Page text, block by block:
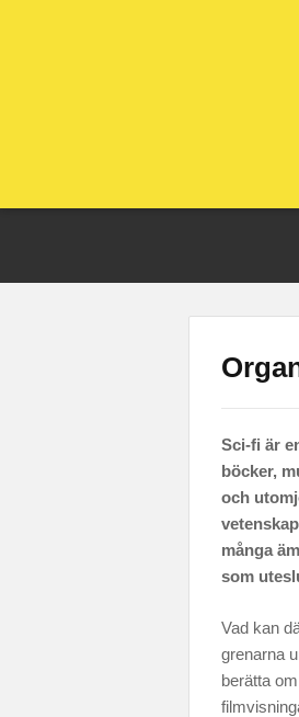
Sci-fi är
böcker,
och
många
som
Vad kan
grenarna
berätta